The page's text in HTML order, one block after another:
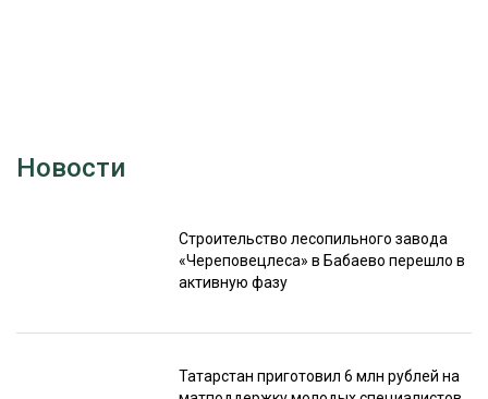
Новости
Строительство лесопильного завода
«Череповецлеса» в Бабаево перешло в
активную фазу
Татарстан приготовил 6 млн рублей на